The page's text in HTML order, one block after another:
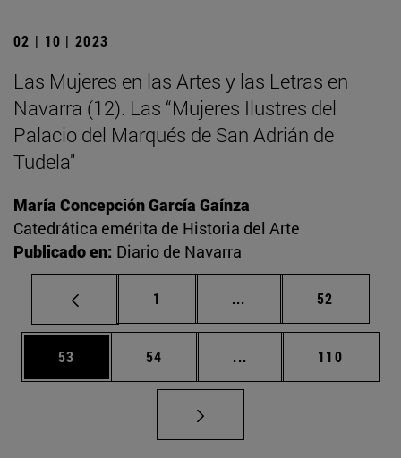
02 | 10 | 2023
Las Mujeres en las Artes y las Letras en
Navarra (12). Las “Mujeres Ilustres del
Palacio del Marqués de San Adrián de
Tudela"
María Concepción García Gaínza
Catedrática emérita de Historia del Arte
Publicado en: Diario de Navarra
Página
1 ... Páginas intermedias
Página
52
Página
53 Página
54 ... Páginas intermedias
Página
110